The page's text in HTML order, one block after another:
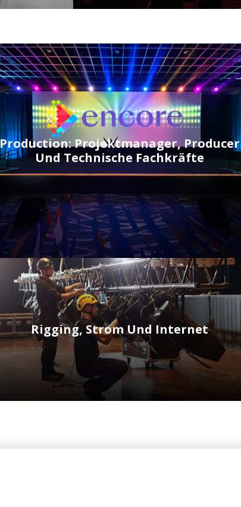
Production: Projektmanager, Producer
Und Technische Fachkräfte
Rigging, Strom Und Internet